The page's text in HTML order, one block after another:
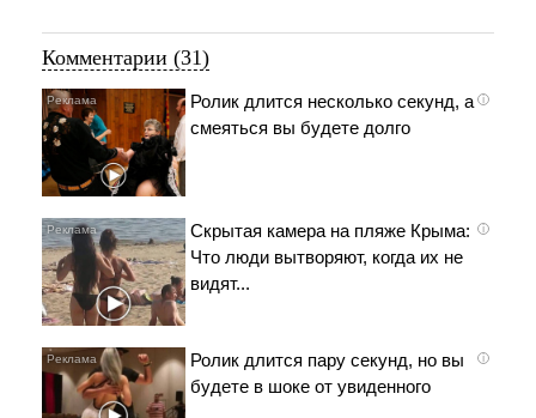
Комментарии (31)
i
Ролик длится несколько секунд, а
смеяться вы будете долго
i
Скрытая камера на пляже Крыма:
Что люди вытворяют, когда их не
видят...
i
Ролик длится пару секунд, но вы
будете в шоке от увиденного